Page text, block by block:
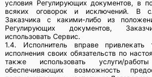
условия Регулирующих документов, в
всяких оговорок и исключений. В
Заказчика с какими-либо из
Регулирующих документов,
использовать Сервис.
1.4. Исполнитель вправе
исполнения своих обязательств по
также использовать услуги/
обеспечивающих возможность